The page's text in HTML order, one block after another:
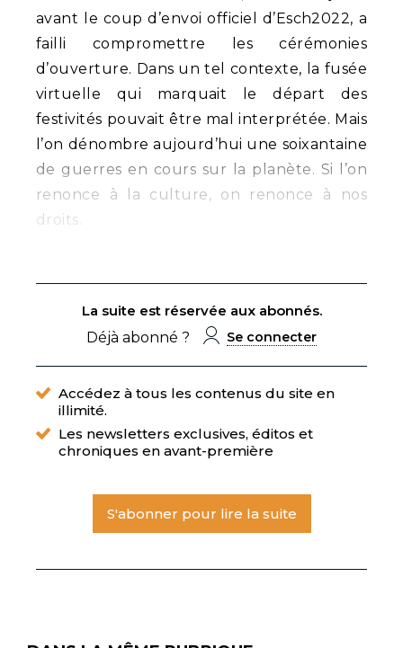
avant le coup d’envoi officiel d’Esch2022, a
failli compromettre les cérémonies
d’ouverture. Dans un tel contexte, la fusée
virtuelle qui marquait le départ des
festivités pouvait être mal interprétée. Mais
l’on dénombre aujourd’hui une soixantaine
de guerres en cours sur la planète. Si l’on
renonce à la culture, on renonce à nos
droits.
La suite est réservée aux abonnés.
Déjà abonné ?
Se connecter
Accédez à tous les contenus du site en
illimité.
Les newsletters exclusives, éditos et
chroniques en avant-première
S'abonner pour lire la suite